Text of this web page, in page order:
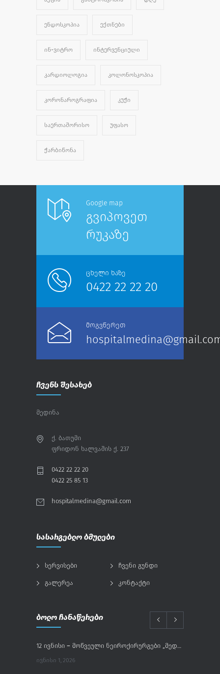
ᲔᲜᲓᲝᲡᲙᲝᲞᲘᲐ ᲔᲥᲗᲜᲔᲑᲘ
ᲘᲜ-ᲕᲘᲢᲠᲝ ᲘᲜᲢᲔᲠᲕᲔᲜᲪᲘᲣᲚᲘ
ᲙᲐᲠᲓᲘᲝᲚᲝᲒᲘᲐ ᲙᲝᲚᲝᲜᲝᲡᲙᲝᲞᲘᲐ
ᲙᲝᲠᲝᲜᲐᲠᲝᲒᲠᲐᲤᲘᲐ ᲙᲣᲭᲘ
ᲡᲐᲔᲠᲗᲐᲨᲝᲠᲘᲡᲝ ᲣᲤᲐᲡᲝ
ᲭᲐᲠᲑᲘᲬᲝᲜᲐ
Google map
გვიპოვეთ
რუკაზე
ცხელი ხაზე
0422 22 22 20
მოგვწერეთ
ჩვენს შესახებ
მედინა
ქ. ბათუმი
ფრიდონ ხალვაშის ქ. 237
0422 22 22 20
0422 25 85 13
hospitalmedina@gmail.com
სასარგებლო ბმულები
სერვისები ჩვენი გუნდი
გალერეა კონტაქტი
ბოლო ჩანაწერები
12 ივნისი – მოწვეული ნეიროქირურგები „მედინაში“
ᲘᲕᲜᲘᲡᲘ 1, 2026